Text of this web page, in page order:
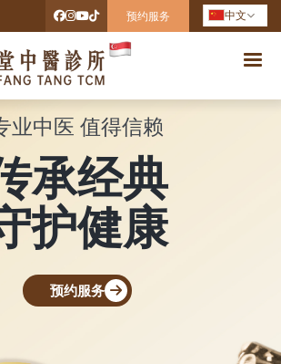
预约服务 中文
预约服务
业中医 值得信赖
承经典
护健康
预约服务
医坐诊 精准调理
手回春
到病除
预约服务